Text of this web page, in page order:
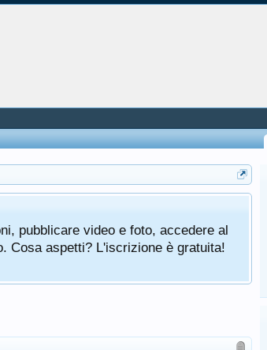
pubblicare video e foto, accedere al
Cosa aspetti? L'iscrizione è gratuita!